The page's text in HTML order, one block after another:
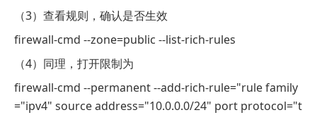
（3）查看规则，确认是否生效
firewall-cmd --zone=public --list-rich-rules
（4）同理，打开限制为
firewall-cmd --permanent --add-rich-rule="rule family
="ipv4" source address="10.0.0.0/24" port protocol="t